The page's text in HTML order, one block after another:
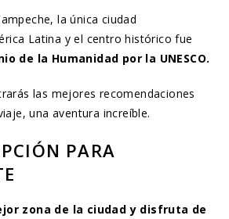
la única ciudad
Latina y el centro histórico fue
de la Humanidad por la UNESCO.
las mejores recomendaciones
una aventura increíble.
PARA
zona de la ciudad y disfruta de